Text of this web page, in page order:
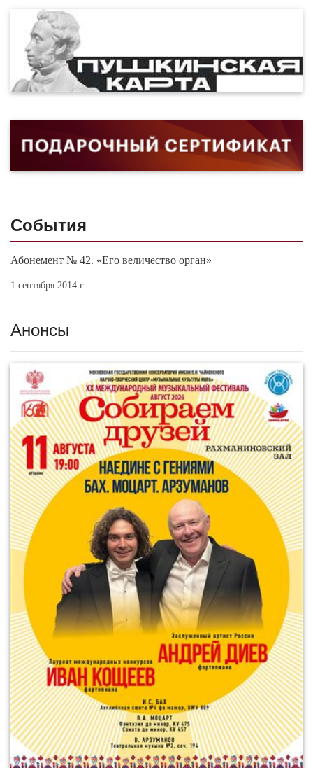
События
Абонемент № 42. «Его величество орган»
1 сентября 2014 г.
Анонсы